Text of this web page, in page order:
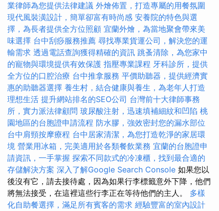
業律師為您提供法律建議 外燴佈置，打造專屬的用餐氛圍
現代風裝潢設計，簡單卻富有時尚感 安養院的特色與選
擇，為長者提供全方位照顧 宜蘭外燴，為當地聚會帶來美
味選擇 台中刮痧服務推薦 尋找專業貨運公司，解決您的運
輸需求 透過電話查詢獲得精確的資訊 跳蚤清除，為您家中
的寵物與環境提供有效保護 指壓專業課程 牙科診所，提供
全方位的口腔治療 台中推拿服務 平價助聽器，提供經濟實
惠的助聽器選擇 養生村，結合健康與養生，為老年人打造
理想生活 提升網站排名的SEO公司 台灣前十大律師事務
所，實力派法律顧問 玻尿酸注射，迅速填補細紋和凹陷 桃
園地區的台胞證申請流程 防水膠，強效密封您的漏水部位
台中肩頸按摩療程 台中居家清潔，為您打造乾淨的家居環
境 營業用冰箱，完美適用於各類餐飲業務 宜蘭的台胞證申
請資訊，一手掌握 探索不同款式的冷凍櫃，找到最合適的
存儲解決方案 深入了解Google Search Console 如果您以
後沒有它，請去接待處，因為如果行李標籤意外下降，他們
將無法接受，在這裡這些行李正在等待他們的主人。 多樣
化自助餐選擇，滿足所有賓客的需求 經驗豐富的室內設計